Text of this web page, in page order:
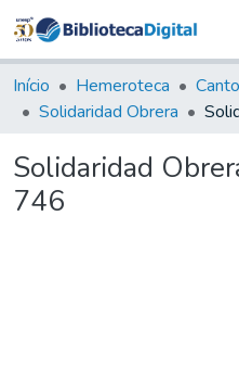
&
Início Hemeroteca
Solidaridad Obrera
Solidaridad
746